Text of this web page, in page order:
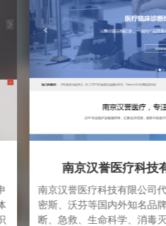
南京杜赛机电
南京杜赛机电设备有限公司
凹版印刷机、复合机、涂布
务的科技型公司。公司集研